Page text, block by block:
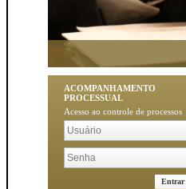
ACOMPANHAMENTO
PROCESSUAL
Acesso ao controle de processos
Entrar